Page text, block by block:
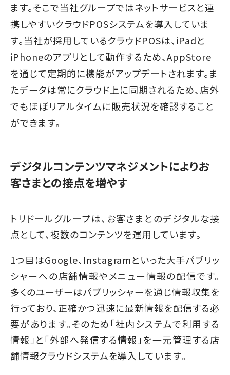
ます。そこで当社グループではネットサービスと連
携しやすいクラウドPOSシステムを導入していま
す。当社が採用しているクラウドPOSは、iPadと
iPhoneのアプリとして動作するため、AppStore
を通じて定期的に機能がアップデートされます。ま
たデータは常にクラウド上に同期されるため、店外
でもほぼリアルタイムに販売状況を確認すること
ができます。
デジタルコンテンツマネジメントによりお
客さまとの接点を増やす
トリドールグループは、お客さまとのデジタルな接
点として、複数のコンテンツを運用しています。
1つ目はGoogle、Instagramといった大手パブリッ
シャーへの店舗情報やメニュー情報の配信です。
多くのユーザーはパブリッシャーを通じ情報収集を
行っており、正確かつ迅速に最新情報を配信する必
要があります。そのため「社内システムで利用する
情報」と「外部へ発信する情報」を一元管理する店
舗情報クラウドシステムを導入しています。